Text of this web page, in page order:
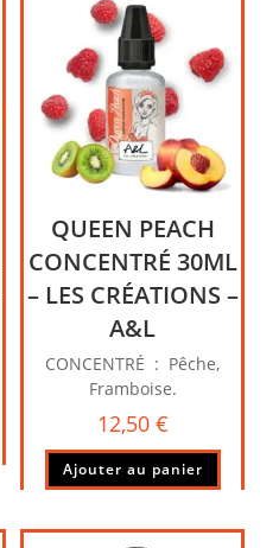
QUEEN PEACH
CONCENTRÉ 30ML
– LES CRÉATIONS –
A&L
CONCENTRÉ : Pêche,
Framboise.
12,50 €
Ajouter au panier